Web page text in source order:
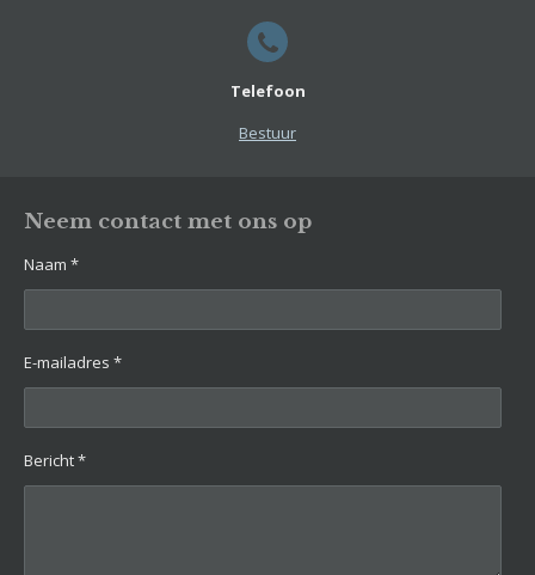
Telefoon
Bestuur
Neem contact met ons op
Naam *
E-mailadres *
Bericht *